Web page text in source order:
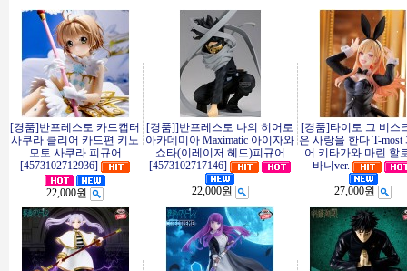
[경품]반프레스토 카드캡터
사쿠라 클리어 카드편 키노
모토 사쿠라 피규어
[4573102712936]
22,000원
[경품]]반프레스토 나의 히어로
아카데미아 Maximatic 아이자와
쇼타(이레이저 헤드)피규어
[4573102717146]
22,000원
[경품]타이토 그 비스
은 사랑을 한다 T-most
어 키타가와 마린 할
바니ver.
27,000원